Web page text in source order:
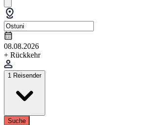
08.08.2026
+ Rückkehr
1 Reisender
Suche